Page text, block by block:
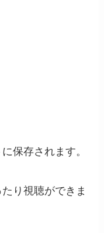
保存されます。
り視聴ができま